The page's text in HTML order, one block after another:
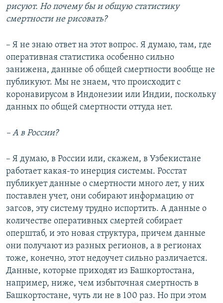
рисуют. Но почему бы и общую статистику
смертности не рисовать?
– Я не знаю ответ на этот вопрос. Я думаю, там, где
оперативная статистика особенно сильно
занижена, данные об общей смертности вообще не
публикуют. Мы не знаем, что происходит с
коронавирусом в Индонезии или Индии, поскольку
данных по общей смертности оттуда нет.
– А в России?
– Я думаю, в России или, скажем, в Узбекистане
работает какая-то инерция системы. Росстат
публикует данные о смертности много лет, у них
поставлен учет, они собирают информацию от
загсов, эту систему трудно испортить. А данные о
количестве оперативных смертей собирает
оперштаб, и это новая структура, причем данные
они получают из разных регионов, а в регионах
тоже, конечно, этот недоучет сильно различается.
Данные, которые приходят из Башкортостана,
например, ниже, чем избыточная смертность в
Башкортостане, чуть ли не в 100 раз. Но при этом